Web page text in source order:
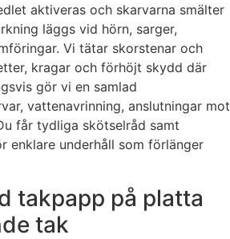
aktiveras och skarvarna smälter
läggs vid hörn, sarger,
Vi tätar skorstenar och
kragar och förhöjt skydd där
gör vi en samlad
vattenavrinning, anslutningar mot
får tydliga skötselråd samt
enklare underhåll som förlänger
takpapp på platta
tak